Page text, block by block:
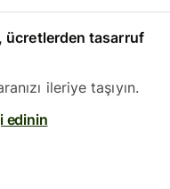
ücretlerden tasarruf
ileriye taşıyın.
edinin